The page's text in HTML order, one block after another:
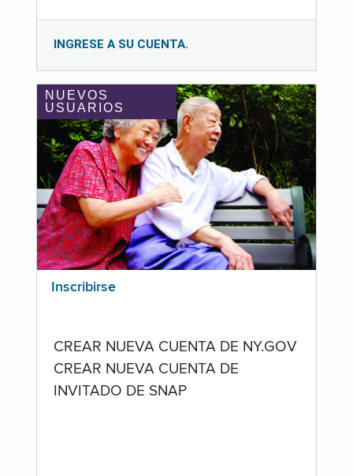
INGRESE A SU CUENTA.
NUEVOS
USUARIOS
Inscribirse
CREAR NUEVA CUENTA DE NY.GOV
CREAR NUEVA CUENTA DE
INVITADO DE SNAP